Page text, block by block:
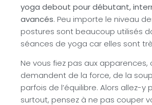
yoga debout pour débutant,
avancés. Peu importe le niveau
postures sont beaucoup utilisés
séances de yoga car elles sont
Ne vous fiez pas aux apparences,
demandent de la force, de la
parfois de l’équilibre. Alors allez-y
surtout, pensez à ne pas couper